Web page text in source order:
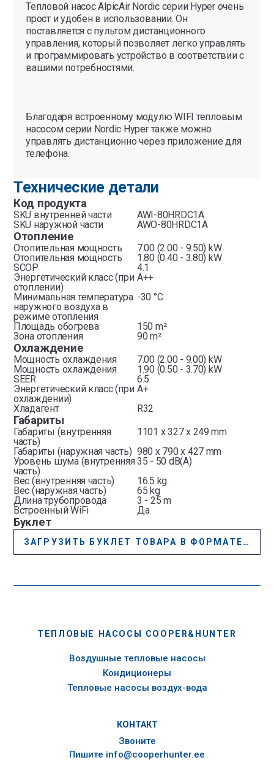
Тепловой насос AlpicAir Nordic серии Hyper очень
прост и удобен в использовании. Он
поставляется с пультом дистанционного
управления, который позволяет легко управлять
и программировать устройство в соответствии с
вашими потребностями.
Благодаря встроенному модулю WIFI тепловым
насосом серии Nordic Hyper также можно
управлять дистанционно через приложение для
телефона.
Технические детали
Код продукта
SKU внутренней части
AWI-80HRDC1A
SKU наружной части
AWO-80HRDC1A
Отопление
Отопительная мощность
7.00 (2.00 - 9.50) kW
Отопительная мощность
1.80 (0.40 - 3.80) kW
SCOP
4.1
Энергетический класс (при
отоплении)
A++
Минимальная температура
наружного воздуха в
режиме отопления
-30 °C
Площадь обогрева
150 m²
Зона отопления
90 m²
Охлаждение
Мощность охлаждения
7.00 (2.00 - 9.00) kW
Мощность охлаждения
1.90 (0.50 - 3.70) kW
SEER
6.5
Энергетический класс (при
охлаждении)
A+
Хладагент
R32
Габариты
Габариты (внутренняя
часть)
1101 x 327 x 249 mm
Габариты (наружная часть) 980 x 790 x 427 mm
Уровень шума (внутренняя
часть)
35 - 50 dB(A)
Вес (внутренняя часть)
16.5 kg
Вес (наружная часть)
65 kg
Длина трубопровода
3 - 25 m
Встроенный WiFi
Да
Буклет
ЗАГРУЗИТЬ БУКЛЕТ ТОВАРА В ФОРМАТЕ PDF
ТЕПЛОВЫЕ НАСОСЫ COOPER&HUNTER
Воздушные тепловые насосы
Кондиционеры
Тепловые насосы воздух-вода
КОНТАКТ
Звоните
Пишите info@cooperhunter.ee